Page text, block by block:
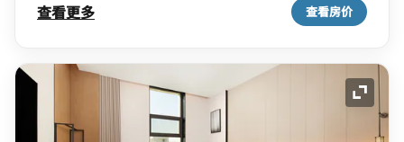
查看更多 查看房价
展开